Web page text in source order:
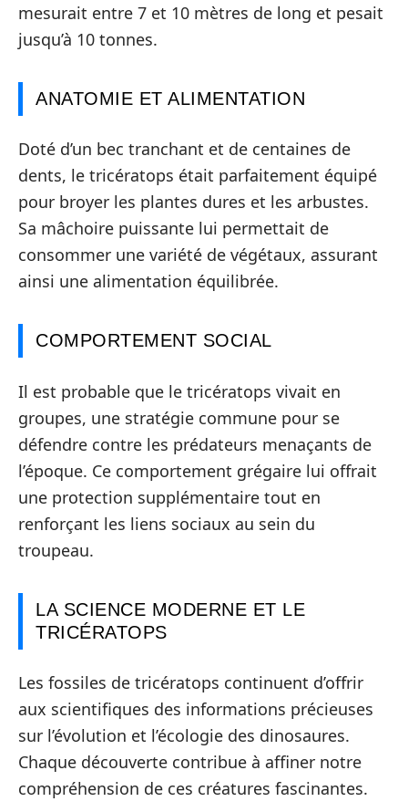
mesurait entre 7 et 10 mètres de long et pesait
jusqu’à 10 tonnes.
ANATOMIE ET ALIMENTATION
Doté d’un bec tranchant et de centaines de
dents, le tricératops était parfaitement équipé
pour broyer les plantes dures et les arbustes.
Sa mâchoire puissante lui permettait de
consommer une variété de végétaux, assurant
ainsi une alimentation équilibrée.
COMPORTEMENT SOCIAL
Il est probable que le tricératops vivait en
groupes, une stratégie commune pour se
défendre contre les prédateurs menaçants de
l’époque. Ce comportement grégaire lui offrait
une protection supplémentaire tout en
renforçant les liens sociaux au sein du
troupeau.
LA SCIENCE MODERNE ET LE
TRICÉRATOPS
Les fossiles de tricératops continuent d’offrir
aux scientifiques des informations précieuses
sur l’évolution et l’écologie des dinosaures.
Chaque découverte contribue à affiner notre
compréhension de ces créatures fascinantes.